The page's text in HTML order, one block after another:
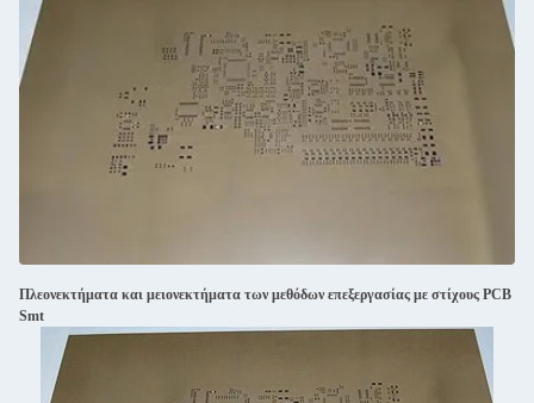
Πλεονεκτήματα και μειονεκτήματα των μεθόδων επεξεργασίας με στίχους PCB
Smt